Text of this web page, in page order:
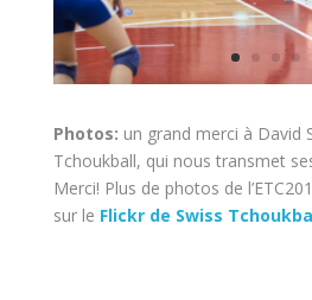
Photos: un grand merci à David
Tchoukball, qui nous transmet
Merci! Plus de photos de
sur le Flickr de Swiss